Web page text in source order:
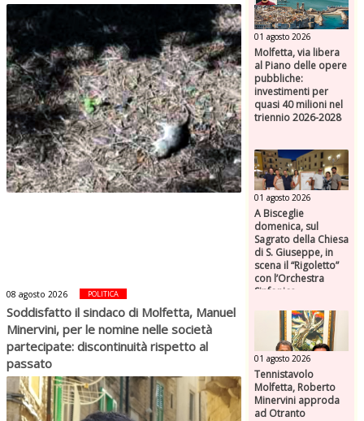
08 agosto 2026 POLITICA
Soddisfatto il sindaco di Molfetta, Manuel
Minervini, per le nomine nelle società
partecipate: discontinuità rispetto al
passato
01 agosto 2026
Molfetta, via libera
al Piano delle opere
pubbliche:
investimenti per
quasi 40 milioni nel
triennio 2026-2028
01 agosto 2026
A Bisceglie
domenica, sul
Sagrato della Chiesa
di S. Giuseppe, in
scena il “Rigoletto”
con l’Orchestra
Sinfonica
01 agosto 2026
Tennistavolo
Molfetta, Roberto
Minervini approda
ad Otranto